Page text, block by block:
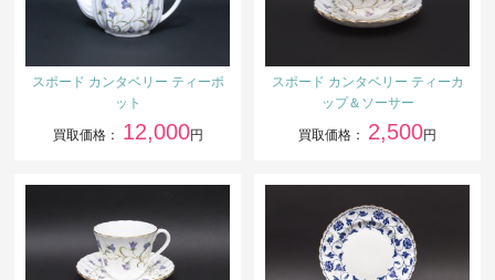
スポード カンタベリー ティーポ
ット
買取価格： 12,000円
スポード カンタベリー ティーカ
ップ＆ソーサー
買取価格： 2,500円